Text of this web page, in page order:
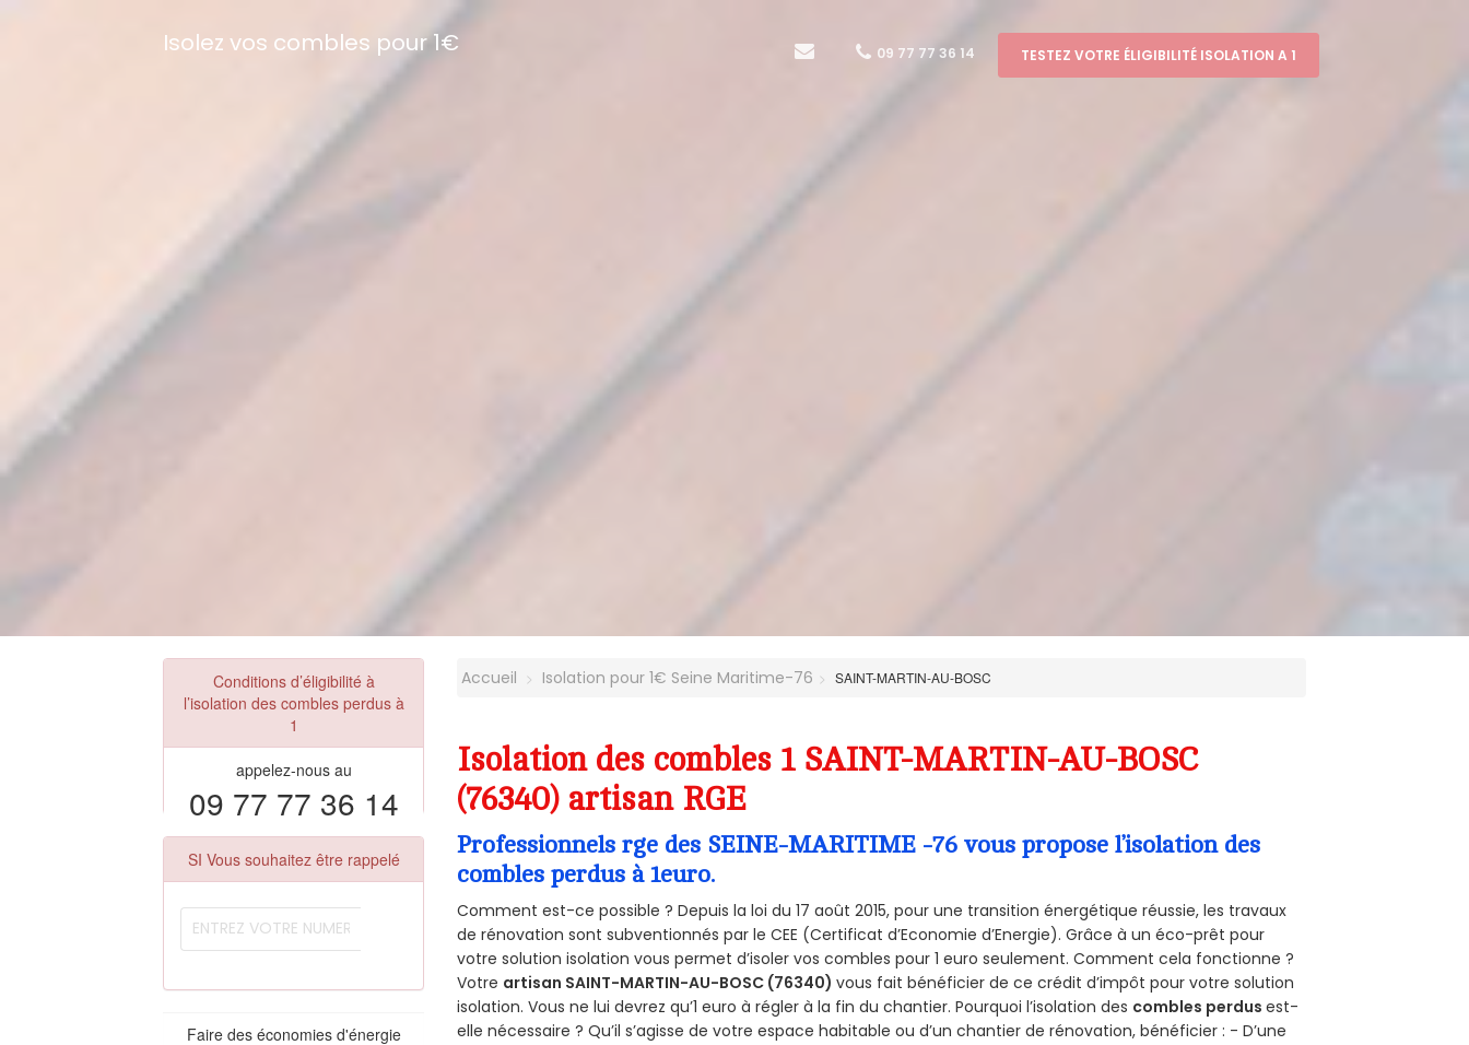
Isolez vos combles pour 1€ 09 77 77 36 14 TESTEZ VOTRE ÉLIGIBILITÉ ISOLATION A 1
Conditions d’éligibilité à
l’isolation des combles perdus à
1
appelez-nous au
09 77 77 36 14
SI Vous souhaitez être rappelé
Faire des économies d'énergie
Accueil Isolation pour 1€ Seine Maritime-76 SAINT-MARTIN-AU-BOSC
Isolation des combles 1 SAINT-MARTIN-AU-BOSC
(76340) artisan RGE
Professionnels rge des SEINE-MARITIME -76 vous propose l’isolation des
combles perdus à 1euro.
Comment est-ce possible ? Depuis la loi du 17 août 2015, pour une transition énergétique réussie, les travaux
de rénovation sont subventionnés par le CEE (Certificat d’Economie d’Energie). Grâce à un éco-prêt pour
votre solution isolation vous permet d’isoler vos combles pour 1 euro seulement. Comment cela fonctionne ?
Votre artisan SAINT-MARTIN-AU-BOSC (76340)vous fait bénéficier de ce crédit d’impôt pour votre solution
isolation. Vous ne lui devrez qu’1 euro à régler à la fin du chantier. Pourquoi l’isolation des combles perdusest-
elle nécessaire ? Qu’il s’agisse de votre espace habitable ou d’un chantier de rénovation, bénéficier : - D’une